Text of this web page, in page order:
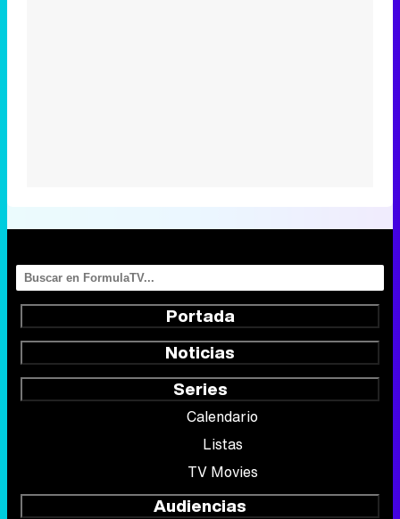
Portada
Noticias
Series
Calendario
Listas
TV Movies
Audiencias